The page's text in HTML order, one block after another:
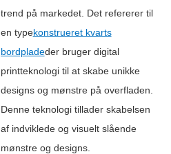
trend på markedet. Det refererer til
en typekonstrueret kvarts
bordpladeder bruger digital
printteknologi til at skabe unikke
designs og mønstre på overfladen.
Denne teknologi tillader skabelsen
af ​​indviklede og visuelt slående
mønstre og designs.